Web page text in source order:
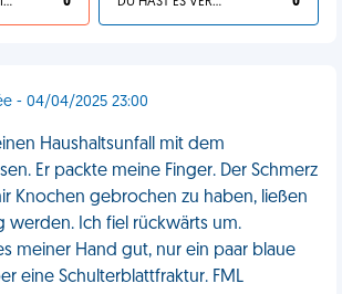
- 04/04/2025 23:00
Haushaltsunfall mit dem
Er packte meine Finger. Der Schmerz
Knochen gebrochen zu haben, ließen
werden. Ich fiel rückwärts um.
meiner Hand gut, nur ein paar blaue
eine Schulterblattfraktur. FML